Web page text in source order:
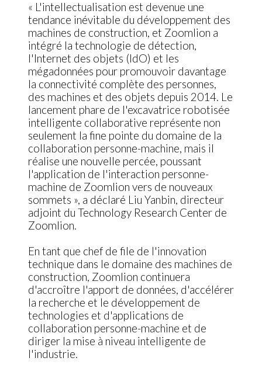
« L'intellectualisation est devenue une
tendance inévitable du développement des
machines de construction, et Zoomlion a
intégré la technologie de détection,
l'Internet des objets (IdO) et les
mégadonnées pour promouvoir davantage
la connectivité complète des personnes,
des machines et des objets depuis 2014. Le
lancement phare de l'excavatrice robotisée
intelligente collaborative représente non
seulement la fine pointe du domaine de la
collaboration personne-machine, mais il
réalise une nouvelle percée, poussant
l'application de l'interaction personne-
machine de Zoomlion vers de nouveaux
sommets », a déclaré Liu Yanbin, directeur
adjoint du Technology Research Center de
Zoomlion.
En tant que chef de file de l'innovation
technique dans le domaine des machines de
construction, Zoomlion continuera
d'accroître l'apport de données, d'accélérer
la recherche et le développement de
technologies et d'applications de
collaboration personne-machine et de
diriger la mise à niveau intelligente de
l'industrie.